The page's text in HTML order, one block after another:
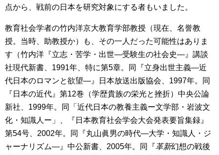
点から、戦前の日本を研究対象にする者もいました。
教育社会学者の竹内洋京大教育学部教授（現在、名誉教
授。当時、助教授か）も、その一人だった可能性はありま
す（竹内洋『立志・苦学・出世―受験生の社会史―』講談
社現代新書、1991年、特に第5章。同『立身出世主義―近
代日本のロマンと欲望―』日本放送出版協会、1997年。同
『日本の近代』第12巻（学歴貴族の栄光と挫折）中央公論
新社、1999年。同「近代日本の教養主義ー文学部・岩波文
化・知識人ー」、『日本教育社会学会大会発表要旨集録』
第54号、2002年。同『丸山眞男の時代―大学・知識人・ジ
ャーナリズム―』中公新書、2005年。同『革新幻想の戦後